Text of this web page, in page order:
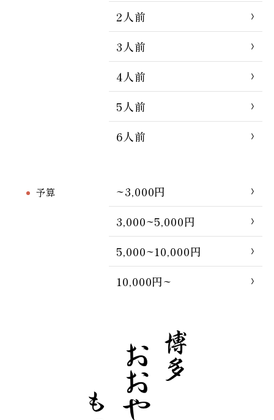
2人前
3人前
4人前
5人前
6人前
予算
~3,000円
3,000~5,000円
5,000~10,000円
10,000円~